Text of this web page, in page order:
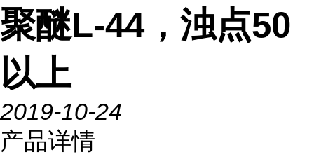
聚醚L-44，浊点50
以上
2019-10-24
产品详情